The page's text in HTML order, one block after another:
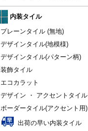
内装タイル
プレーンタイル (無地)
デザインタイル(地模様)
デザインタイル(パターン柄)
装飾タイル
エコカラット
デザイン ・ アクセントタイル
ボーダータイル(アクセント用)
出荷の早い内装タイル